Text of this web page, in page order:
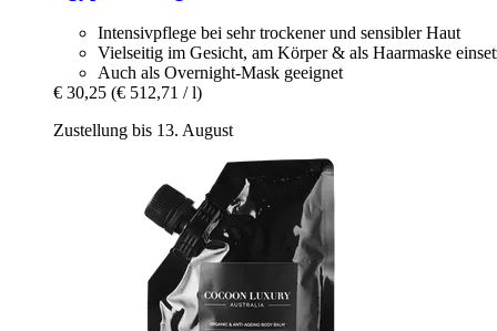
Intensivpflege bei sehr trockener und sensibler Haut
Vielseitig im Gesicht, am Körper & als Haarmaske
Auch als Overnight-Mask geeignet
€ 30,25 (€ 512,71 / l)
Zustellung bis 13. August